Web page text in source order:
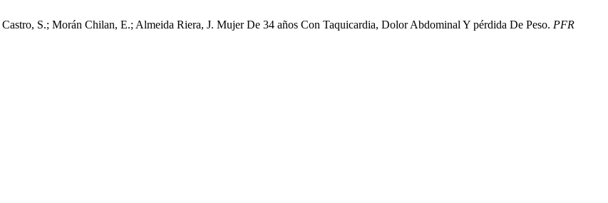
S.; Morán Chilan, E.; Almeida Riera, J. Mujer De 34 años Con Taquicardia, Dolor Abdominal Y pérdida De Peso. PFR